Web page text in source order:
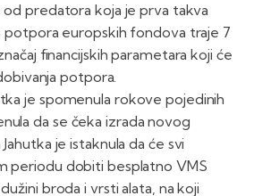
predatora koja je prva takva
potpora europskih fondova traje 7
financijskih parametara koji će
potpora.
je spomenula rokove pojedinih
da se čeka izrada novog
je istaknula da će svi
periodu dobiti besplatno VMS
broda i vrsti alata, na koji